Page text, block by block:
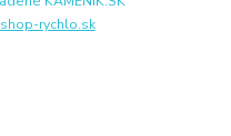
rychlo.sk